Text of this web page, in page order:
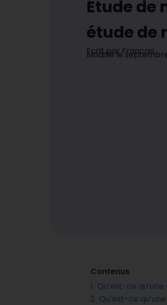
Étude de
étude de
Ecrit parFrancois
Modifié le
Contenus
1. Qu’est-ce
2. Qu’est-ce